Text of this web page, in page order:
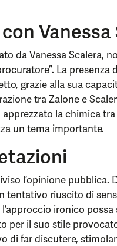
Vanessa
da Vanessa Scalera,
La presenza
grazie alla sua
tra Zalone e
la chimica
un tema importante.
l’opinione pubblica.
tentativo riuscito di
l’approccio ironico
per il suo stile
di far discutere,